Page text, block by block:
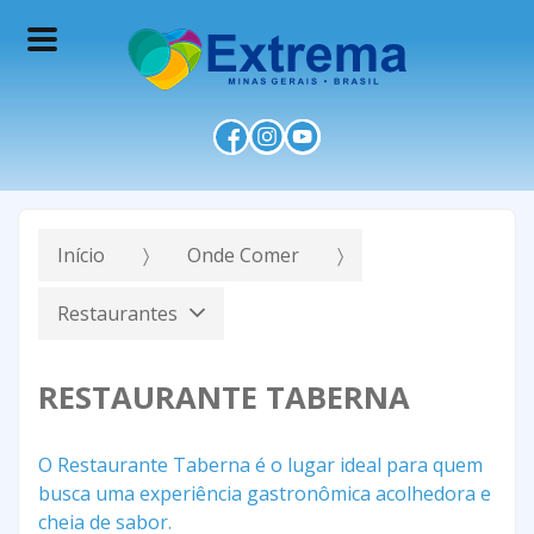
Início Onde Comer
Restaurantes
RESTAURANTE TABERNA
O Restaurante Taberna é o lugar ideal para quem
busca uma experiência gastronômica acolhedora e
cheia de sabor.